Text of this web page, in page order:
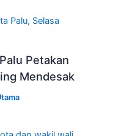
Palu, Selasa
Petakan
Mendesak